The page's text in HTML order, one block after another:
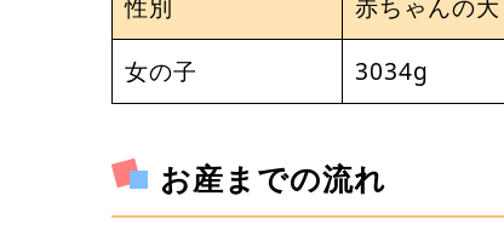
性別
赤ちゃんの大
女の子
3034g
お産までの流れ